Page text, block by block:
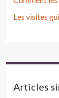
Les visites
Articles